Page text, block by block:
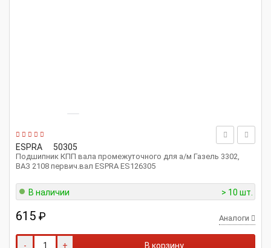
ESPRA 50305
Подшипник КПП вала промежуточного для а/м Газель 3302,
ВАЗ 2108 первич.вал ESPRA ES126305
В наличии > 10 шт.
615 ₽ Аналоги
- + В корзину